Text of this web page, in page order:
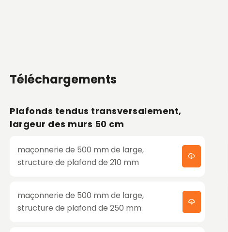
Téléchargements
Plafonds tendus transversalement,
largeur des murs 50 cm
maçonnerie de 500 mm de large,
structure de plafond de 210 mm
maçonnerie de 500 mm de large,
structure de plafond de 250 mm